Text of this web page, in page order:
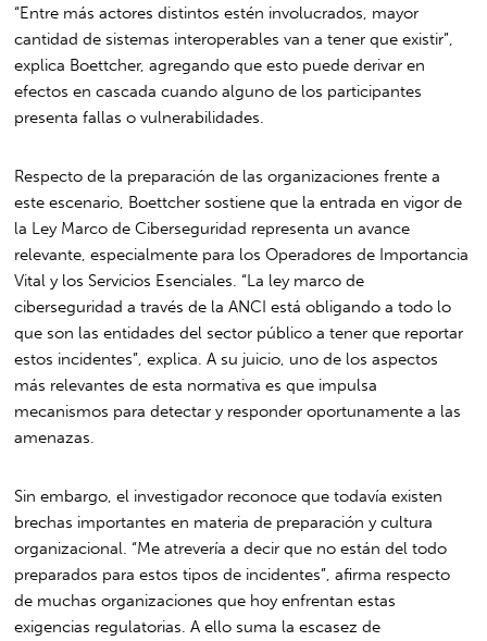
“Entre más actores distintos estén involucrados, mayor
cantidad de sistemas interoperables van a tener que existir”,
explica Boettcher, agregando que esto puede derivar en
efectos en cascada cuando alguno de los participantes
presenta fallas o vulnerabilidades.
Respecto de la preparación de las organizaciones frente a
este escenario, Boettcher sostiene que la entrada en vigor de
la Ley Marco de Ciberseguridad representa un avance
relevante, especialmente para los Operadores de Importancia
Vital y los Servicios Esenciales. “La ley marco de
ciberseguridad a través de la ANCI está obligando a todo lo
que son las entidades del sector público a tener que reportar
estos incidentes”, explica. A su juicio, uno de los aspectos
más relevantes de esta normativa es que impulsa
mecanismos para detectar y responder oportunamente a las
amenazas.
Sin embargo, el investigador reconoce que todavía existen
brechas importantes en materia de preparación y cultura
organizacional. “Me atrevería a decir que no están del todo
preparados para estos tipos de incidentes”, afirma respecto
de muchas organizaciones que hoy enfrentan estas
exigencias regulatorias. A ello suma la escasez de